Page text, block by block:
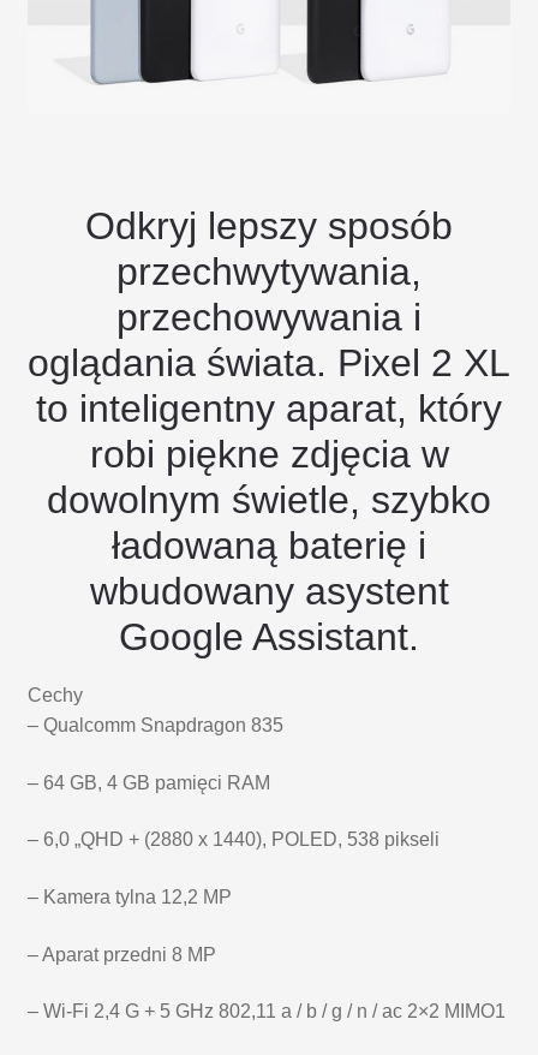
Odkryj lepszy sposób
przechwytywania,
przechowywania i
oglądania świata. Pixel 2 XL
to inteligentny aparat, który
robi piękne zdjęcia w
dowolnym świetle, szybko
ładowaną baterię i
wbudowany asystent
Google Assistant.
Cechy
– Qualcomm Snapdragon 835
– 64 GB, 4 GB pamięci RAM
– 6,0 „QHD + (2880 x 1440), POLED, 538 pikseli
– Kamera tylna 12,2 MP
– Aparat przedni 8 MP
– Wi-Fi 2,4 G + 5 GHz 802,11 a / b / g / n / ac 2×2 MIMO1